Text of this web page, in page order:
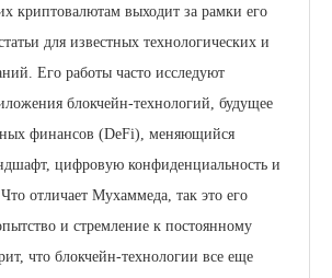
криптовалютам выходит за рамки его
для известных технологических и
Его работы часто исследуют
блокчейн-технологий, будущее
финансов (DeFi), меняющийся
цифровую конфиденциальность и
отличает Мухаммеда, так это его
и стремление к постоянному
что блокчейн-технологии все еще